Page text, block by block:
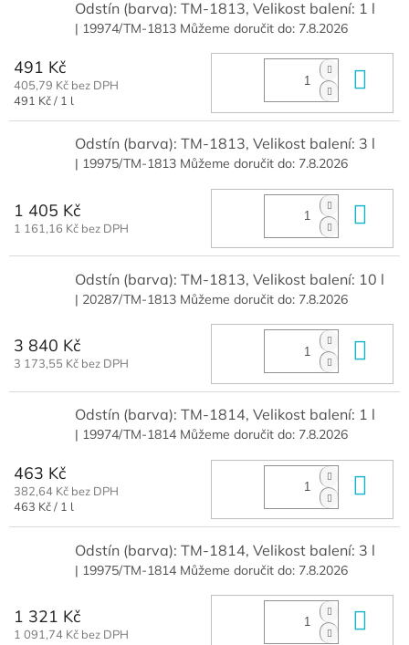
Odstín (barva): TM-1813, Velikost balení: 1 l
| 19974/TM-1813 Můžeme doručit do: 7.8.2026
491 Kč
405,79 Kč bez DPH
Měrná
491 Kč / 1 l
Odstín (barva): TM-1813, Velikost balení: 3 l
| 19975/TM-1813 Můžeme doručit do: 7.8.2026
1 405 Kč
1 161,16 Kč bez DPH
Odstín (barva): TM-1813, Velikost balení: 10 l
| 20287/TM-1813 Můžeme doručit do: 7.8.2026
3 840 Kč
3 173,55 Kč bez DPH
Odstín (barva): TM-1814, Velikost balení: 1 l
| 19974/TM-1814 Můžeme doručit do: 7.8.2026
463 Kč
382,64 Kč bez DPH
Měrná
463 Kč / 1 l
Odstín (barva): TM-1814, Velikost balení: 3 l
| 19975/TM-1814 Můžeme doručit do: 7.8.2026
1 321 Kč
1 091,74 Kč bez DPH